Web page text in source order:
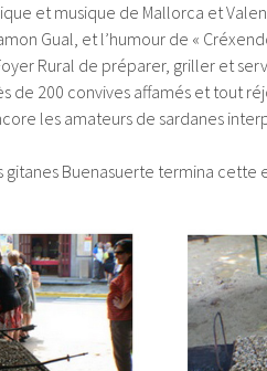
et musique de Mallorca et
Gual, et l’humour de «
Rural de préparer, griller et
de 200 convives affamés et tout
les amateurs de sardanes
gitanes Buenasuerte termina cette